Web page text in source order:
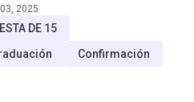
2025
DE 15
Confirmación